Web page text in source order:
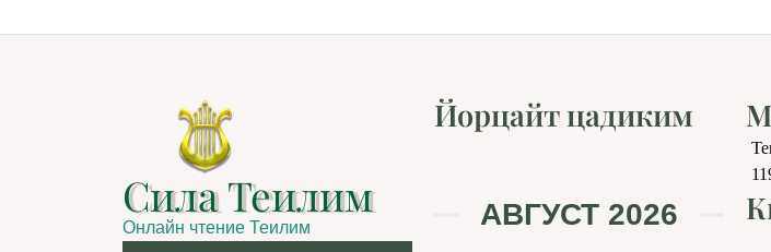
Сила Теилим
Онлайн чтение Теилим
Йорцайт цадиким
АВГУСТ 2026